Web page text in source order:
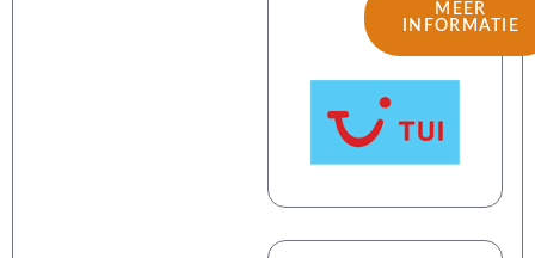
MEER
INFORMATIE